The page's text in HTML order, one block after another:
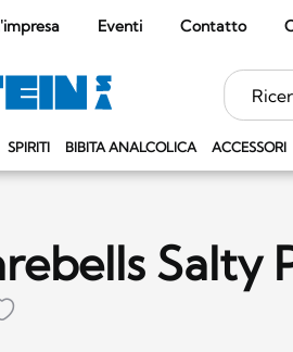
Eventi Contatto
SPIRITI BIBITA ANALCOLICA ACCESSORI
Parole
chiave
Salty